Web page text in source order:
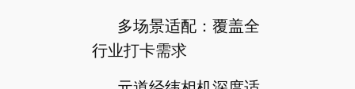
多场景适配：覆盖全
行业打卡需求